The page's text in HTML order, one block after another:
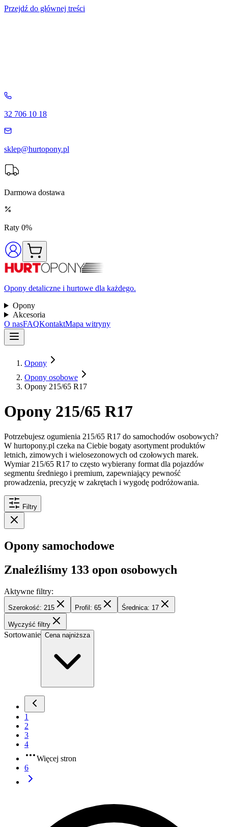
Przejdź do głównej treści
32 706 10 18
sklep@hurtopony.pl
Darmowa dostawa
Raty 0%
Opony detaliczne i hurtowe dla każdego.
Opony
Akcesoria
O nasFAQKontaktMapa witryny
Opony
Opony osobowe
Opony 215/65 R17
Opony 215/65 R17
Potrzebujesz ogumienia 215/65 R17 do samochodów osobowych?
W hurtopony.pl czeka na Ciebie bogaty asortyment produktów
letnich, zimowych i wielosezonowych od czołowych marek.
Wymiar 215/65 R17 to często wybierany format dla pojazdów
segmentu średniego i premium, zapewniający pewność
prowadzenia, precyzję w zakrętach i wygodę podróżowania.
Filtry
Opony samochodowe
Znaleźliśmy 133 opon osobowych
Aktywne filtry:
Szerokość: 215 Profil: 65 Średnica: 17
Wyczyść filtry
Sortowanie Cena najniższa
1
2
3
4
Więcej stron
6